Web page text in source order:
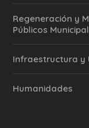
Regeneración y
Públicos
Infraestructura y
Humanidades